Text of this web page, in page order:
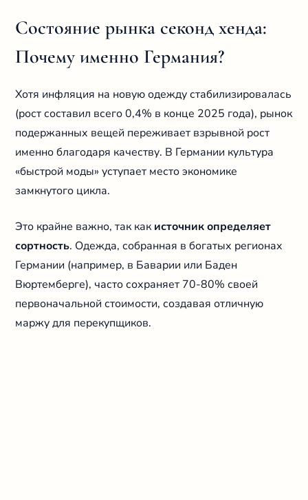
Состояние рынка секонд хенда:
Почему именно Германия?
Хотя инфляция на новую одежду стабилизировалась
(рост составил всего 0,4% в конце 2025 года), рынок
подержанных вещей переживает взрывной рост
именно благодаря качеству. В Германии культура
«быстрой моды» уступает место экономике
замкнутого цикла.
Это крайне важно, так какисточник определяет
сортность. Одежда, собранная в богатых регионах
Германии (например, в Баварии или Баден
Вюртемберге), часто сохраняет 70-80% своей
первоначальной стоимости, создавая отличную
маржу для перекупщиков.